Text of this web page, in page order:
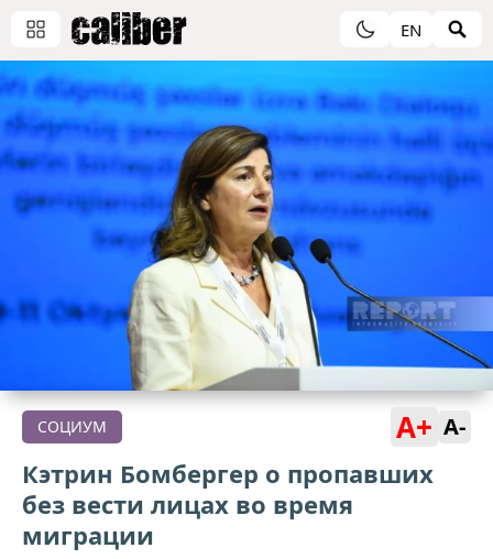
EN
СОЦИУМ A+ A-
Кэтрин Бомбергер о пропавших
без вести лицах во время
миграции